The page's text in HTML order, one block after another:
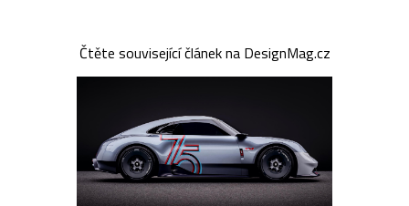
Čtěte související článek na DesignMag.cz